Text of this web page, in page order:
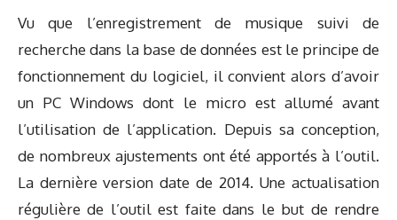
Vu que l’enregistrement de musique suivi de
recherche dans la base de données est le principe de
fonctionnement du logiciel, il convient alors d’avoir
un PC Windows dont le micro est allumé avant
l’utilisation de l’application. Depuis sa conception,
de nombreux ajustements ont été apportés à l’outil.
La dernière version date de 2014. Une actualisation
régulière de l’outil est faite dans le but de rendre